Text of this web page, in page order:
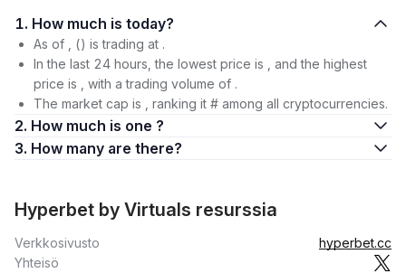
1. How much is today?
As of , () is trading at .
In the last 24 hours, the lowest price is , and the highest
price is , with a trading volume of .
The market cap is , ranking it # among all cryptocurrencies.
2. How much is one ?
3. How many are there?
Hyperbet by Virtuals resurssia
Verkkosivusto
hyperbet.cc
Yhteisö